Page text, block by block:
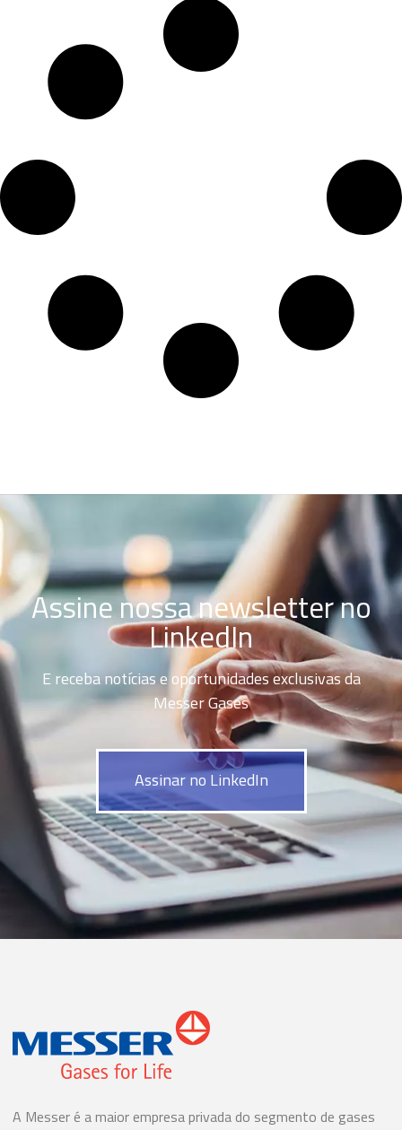
Assine nossa newsletter no
LinkedIn
E receba notícias e oportunidades exclusivas da
Messer Gases
Assinar no LinkedIn
A Messer é a maior empresa privada do segmento de gases